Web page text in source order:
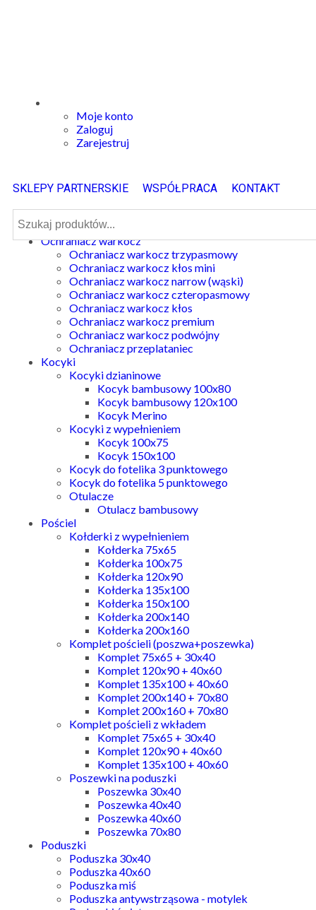
Moje konto
Zaloguj
Zarejestruj
SKLEPY PARTNERSKIE WSPÓŁPRACA KONTAKT
Ochraniacz warkocz
Ochraniacz warkocz trzypasmowy
Ochraniacz warkocz kłos mini
Ochraniacz warkocz narrow (wąski)
Ochraniacz warkocz czteropasmowy
Ochraniacz warkocz kłos
Ochraniacz warkocz premium
Ochraniacz warkocz podwójny
Ochraniacz przeplataniec
Kocyki
Kocyki dzianinowe
Kocyk bambusowy 100x80
Kocyk bambusowy 120x100
Kocyk Merino
Kocyki z wypełnieniem
Kocyk 100x75
Kocyk 150x100
Kocyk do fotelika 3 punktowego
Kocyk do fotelika 5 punktowego
Otulacze
Otulacz bambusowy
Pościel
Kołderki z wypełnieniem
Kołderka 75x65
Kołderka 100x75
Kołderka 120x90
Kołderka 135x100
Kołderka 150x100
Kołderka 200x140
Kołderka 200x160
Komplet pościeli (poszwa+poszewka)
Komplet 75x65 + 30x40
Komplet 120x90 + 40x60
Komplet 135x100 + 40x60
Komplet 200x140 + 70x80
Komplet 200x160 + 70x80
Komplet pościeli z wkładem
Komplet 75x65 + 30x40
Komplet 120x90 + 40x60
Komplet 135x100 + 40x60
Poszewki na poduszki
Poszewka 30x40
Poszewka 40x40
Poszewka 40x60
Poszewka 70x80
Poduszki
Poduszka 30x40
Poduszka 40x60
Poduszka miś
Poduszka antywstrząsowa - motylek